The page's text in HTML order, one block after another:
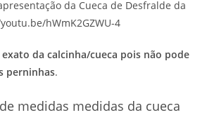
da Cueca de Desfralde da
hWmK2GZWU-4
da calcinha/cueca pois não pode
perninhas.
medidas medidas da cueca